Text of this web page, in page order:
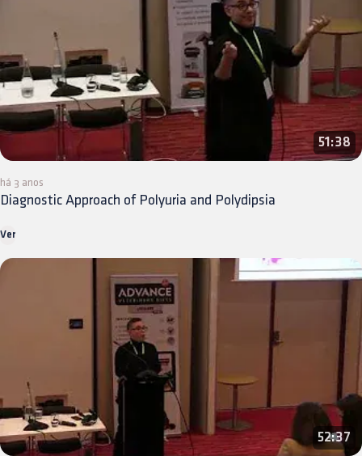
51:38
há 3 anos
Diagnostic Approach of Polyuria and Polydipsia
Ver
52:37